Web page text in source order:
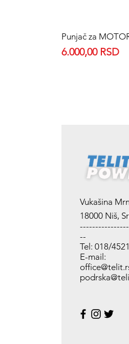
Punjač za
Price
6.000,00 RSD
Vukašina
18000 Niš,
--
Tel: 018/
E-mail: